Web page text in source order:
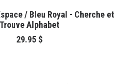
AJOUTER AU PANIER
/ Bleu Royal - Cherche et
Trouve Alphabet
29.95 $